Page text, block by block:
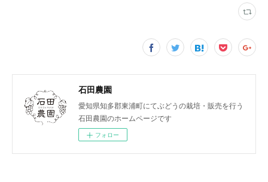
石田農園
愛知県知多郡東浦町にてぶどうの栽培・販売を行う
石田農園のホームページです
フォロー